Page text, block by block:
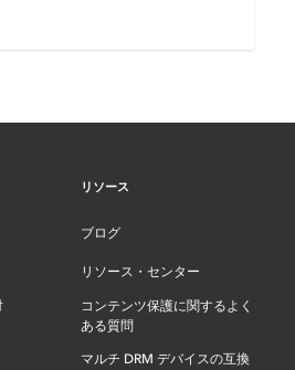
リソース
ブログ
リソース・センター
コンテンツ保護に関するよく
ある質問
マルチ DRM デバイスの互換